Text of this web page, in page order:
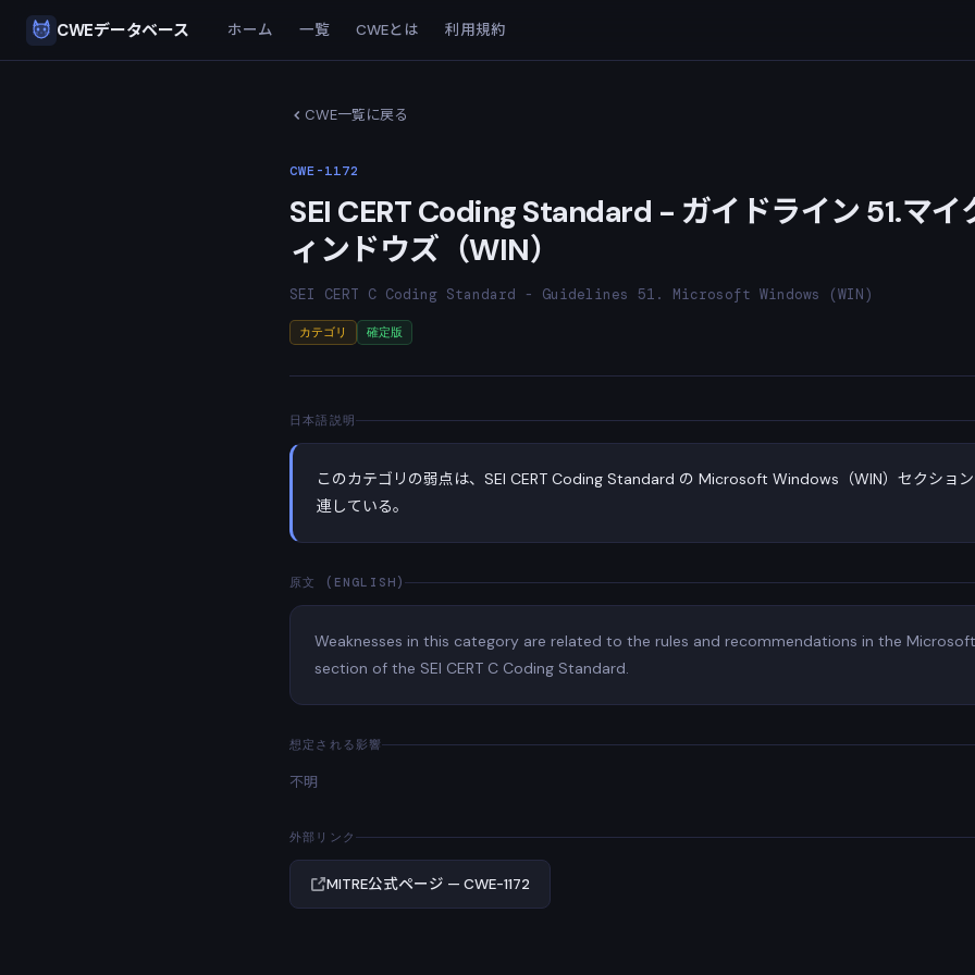
CWEデータベース ホーム 一覧 CWEとは 利用規約
CWE一覧に戻る
CWE-1172
SEI CERT Coding Standard - ガイドライン 51.マ
ィンドウズ（WIN）
SEI CERT C Coding Standard - Guidelines 51. Microsoft Windows (WIN)
カテゴリ 確定版
日本語説明
このカテゴリの弱点は、SEI CERT Coding Standard の Microsoft Windows（WIN）セクショ
連している。
原文 (ENGLISH)
Weaknesses in this category are related to the rules and recommendations in the
section of the SEI CERT C Coding Standard.
想定される影響
不明
外部リンク
MITRE公式ページ — CWE-1172